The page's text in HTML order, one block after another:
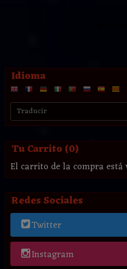
Idioma
Tu Carrito (0)
El carrito de la compra está
Redes Sociales
Twitter
Instagram